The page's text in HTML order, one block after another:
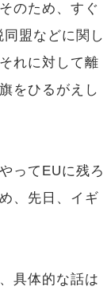
のため、すぐ
盟などに関し
れに対して離
をひるがえし
ってEUに残ろ
、先日、イギ
具体的な話は